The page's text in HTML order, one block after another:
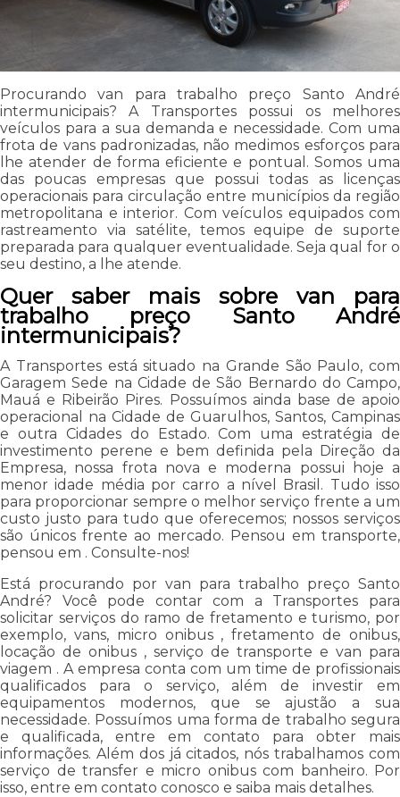
Procurando van para trabalho preço Santo André
intermunicipais? A Transportes possui os melhores
veículos para a sua demanda e necessidade. Com uma
frota de vans padronizadas, não medimos esforços para
lhe atender de forma eficiente e pontual. Somos uma
das poucas empresas que possui todas as licenças
operacionais para circulação entre municípios da região
metropolitana e interior. Com veículos equipados com
rastreamento via satélite, temos equipe de suporte
preparada para qualquer eventualidade. Seja qual for o
seu destino, a lhe atende.
Quer saber mais sobre van para
trabalho preço Santo André
intermunicipais?
A Transportes está situado na Grande São Paulo, com
Garagem Sede na Cidade de São Bernardo do Campo,
Mauá e Ribeirão Pires. Possuímos ainda base de apoio
operacional na Cidade de Guarulhos, Santos, Campinas
e outra Cidades do Estado. Com uma estratégia de
investimento perene e bem definida pela Direção da
Empresa, nossa frota nova e moderna possui hoje a
menor idade média por carro a nível Brasil. Tudo isso
para proporcionar sempre o melhor serviço frente a um
custo justo para tudo que oferecemos; nossos serviços
são únicos frente ao mercado. Pensou em transporte,
pensou em . Consulte-nos!
Está procurando por van para trabalho preço Santo
André? Você pode contar com a Transportes para
solicitar serviços do ramo de fretamento e turismo, por
exemplo, vans, micro onibus , fretamento de onibus,
locação de onibus , serviço de transporte e van para
viagem . A empresa conta com um time de profissionais
qualificados para o serviço, além de investir em
equipamentos modernos, que se ajustão a sua
necessidade. Possuímos uma forma de trabalho segura
e qualificada, entre em contato para obter mais
informações. Além dos já citados, nós trabalhamos com
serviço de transfer e micro onibus com banheiro. Por
isso, entre em contato conosco e saiba mais detalhes.